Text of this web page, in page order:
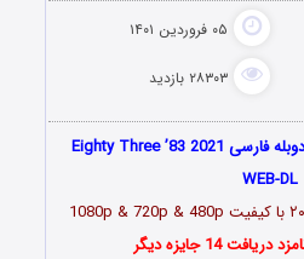
۰۵ فروردین ۱۴۰۱
۲۸۳۰۳ بازدید
دانلود فیلم سینمایی 83 با دوبله فارسی Eighty Three ’83 2021
WEB-DL
با کیفیت 1080p & 720p & 480p